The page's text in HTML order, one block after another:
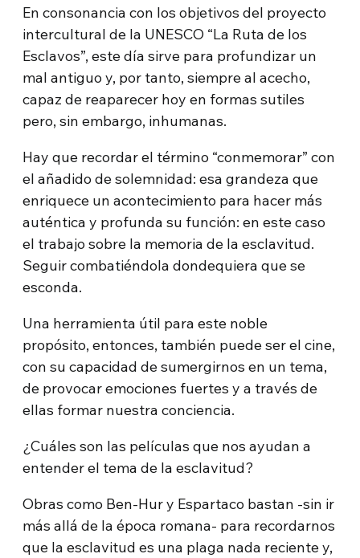
En consonancia con los objetivos del proyecto
intercultural de la UNESCO “La Ruta de los
Esclavos”, este día sirve para profundizar un
mal antiguo y, por tanto, siempre al acecho,
capaz de reaparecer hoy en formas sutiles
pero, sin embargo, inhumanas.
Hay que recordar el término “conmemorar” con
el añadido de solemnidad: esa grandeza que
enriquece un acontecimiento para hacer más
auténtica y profunda su función: en este caso
el trabajo sobre la memoria de la esclavitud.
Seguir combatiéndola dondequiera que se
esconda.
Una herramienta útil para este noble
propósito, entonces, también puede ser el cine,
con su capacidad de sumergirnos en un tema,
de provocar emociones fuertes y a través de
ellas formar nuestra conciencia.
¿Cuáles son las películas que nos ayudan a
entender el tema de la esclavitud?
Obras como Ben-Hur y Espartaco bastan -sin ir
más allá de la época romana- para recordarnos
que la esclavitud es una plaga nada reciente y,